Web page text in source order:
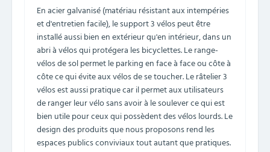
En acier galvanisé (matériau résistant aux intempéries
et d'entretien facile), le support 3 vélos peut être
installé aussi bien en extérieur qu'en intérieur, dans un
abri à vélos qui protégera les bicyclettes. Le range-
vélos de sol permet le parking en face à face ou côte à
côte ce qui évite aux vélos de se toucher. Le râtelier 3
vélos est aussi pratique car il permet aux utilisateurs
de ranger leur vélo sans avoir à le soulever ce qui est
bien utile pour ceux qui possèdent des vélos lourds. Le
design des produits que nous proposons rend les
espaces publics conviviaux tout autant que pratiques.